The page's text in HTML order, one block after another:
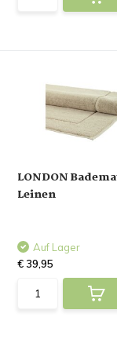
LONDON
Leinen
Auf Lager
€ 39,95